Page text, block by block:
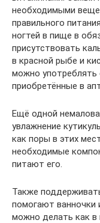
необходимыми
правильного
ногтей в пище в
присутствовать
в красной рыбе и
можно
приобретённые в
Ещё одной
увлажнение
как поры в этих
необходимые
питают его.
Также
помогают ванночки
можно делать как в